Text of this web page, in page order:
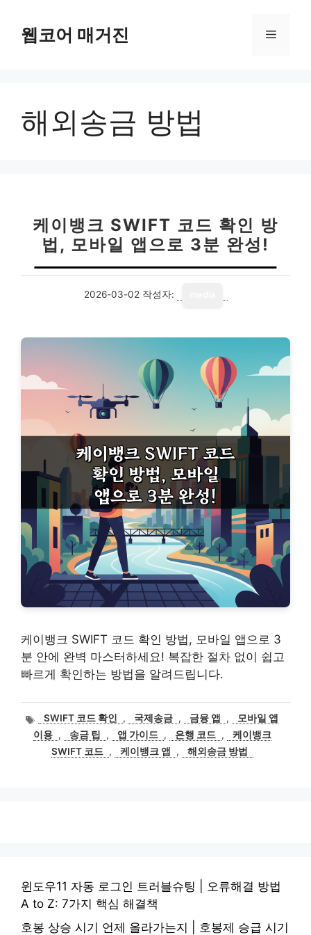
웹코어 매거진 메
해외송금 방법
케이뱅크 SWIFT 코드 확인 방
법, 모바일 앱으로 3분 완성!
2026-03-02 작성자:
케이뱅크 SWIFT 코드 확인 방법, 모바일 앱으로 3
분 안에 완벽 마스터하세요! 복잡한 절차 없이 쉽고
빠르게 확인하는 방법을 알려드립니다.
태
그
SWIFT 코드 확인 , 국제송금 , 금융 앱 ,
모바일 앱
이용 , 송금 팁 , 앱 가이드 , 은행 코드 ,
케이뱅크
SWIFT 코드 , 케이뱅크 앱 , 해외송금 방법
윈도우11 자동 로그인 트러블슈팅 | 오류해결 방법
A to Z: 7가지 핵심 해결책
호봉 상승 시기 언제 올라가는지 | 호봉제 승급 시기